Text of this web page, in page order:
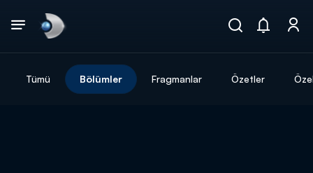
Tümü Bölümler Fragmanlar Özetler